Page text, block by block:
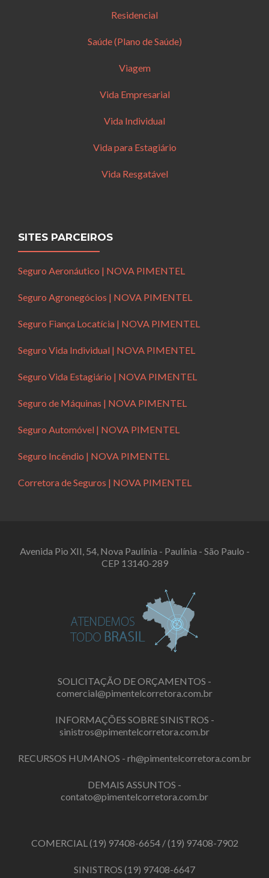
Residencial
Saúde (Plano de Saúde)
Viagem
Vida Empresarial
Vida Individual
Vida para Estagiário
Vida Resgatável
SITES PARCEIROS
Seguro Aeronáutico | NOVA PIMENTEL
Seguro Agronegócios | NOVA PIMENTEL
Seguro Fiança Locatícia | NOVA PIMENTEL
Seguro Vida Individual | NOVA PIMENTEL
Seguro Vida Estagiário | NOVA PIMENTEL
Seguro de Máquinas | NOVA PIMENTEL
Seguro Automóvel | NOVA PIMENTEL
Seguro Incêndio | NOVA PIMENTEL
Corretora de Seguros | NOVA PIMENTEL
Avenida Pio XII, 54, Nova Paulínia - Paulínia - São Paulo -
CEP 13140-289
SOLICITAÇÃO DE ORÇAMENTOS -
comercial@pimentelcorretora.com.br
INFORMAÇÕES SOBRE SINISTROS -
sinistros@pimentelcorretora.com.br
RECURSOS HUMANOS - rh@pimentelcorretora.com.br
DEMAIS ASSUNTOS -
contato@pimentelcorretora.com.br
COMERCIAL(19) 97408-6654/(19) 97408-7902
SINISTROS (19) 97408-6647